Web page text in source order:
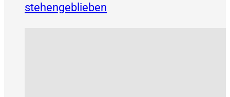
stehengeblieben